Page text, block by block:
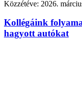
Közzétéve: 2026.
Kollégáink
hagyott autókat